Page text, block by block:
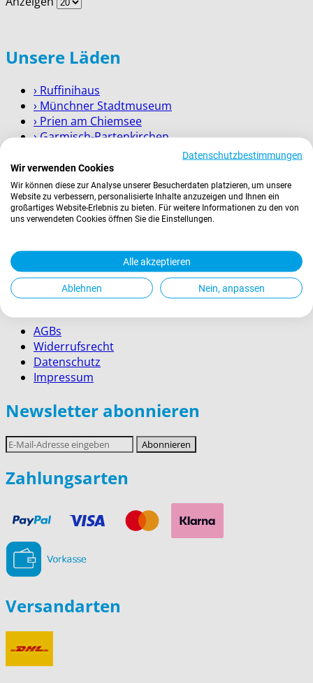
Unsere Läden
› Ruffinihaus
› Münchner Stadtmuseum
› Prien am Chiemsee
› Garmisch-Partenkirchen
Wissenswertes
Zahlung
Kontakt
Service für Firmenkunden
Rechtliches
AGBs
Widerrufsrecht
Datenschutz
Impressum
Newsletter abonnieren
E-
Mail-
Adresse
Abonnieren
Zahlungsarten
Versandarten
Datenschutzbestimmungen
Wir verwenden Cookies
Wir können diese zur Analyse unserer Besucherdaten platzieren, um unsere
Website zu verbessern, personalisierte Inhalte anzuzeigen und Ihnen ein
großartiges Website-Erlebnis zu bieten. Für weitere Informationen zu den von
uns verwendeten Cookies öffnen Sie die Einstellungen.
Alle akzeptieren
Ablehnen Nein, anpassen